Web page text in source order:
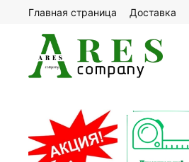
Главная страница Доставка